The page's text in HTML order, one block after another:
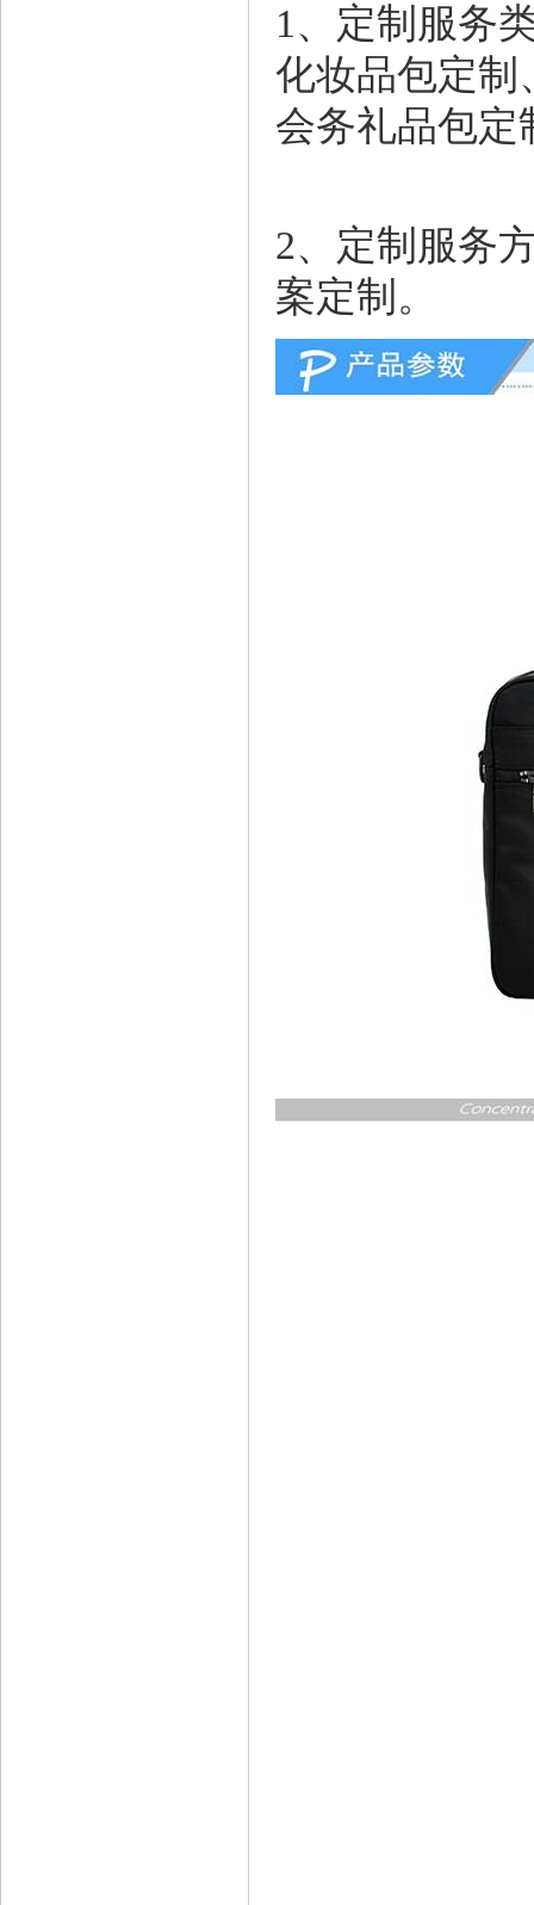
1、定制服务
化妆品包定制
会务礼品包定
2、定制服务
案定制。